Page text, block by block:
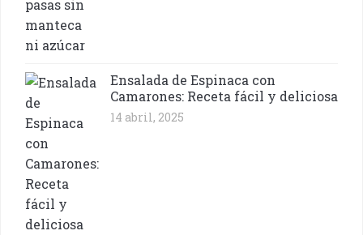
Ensalada de Espinaca con
Camarones: Receta fácil y deliciosa
14 abril, 2025